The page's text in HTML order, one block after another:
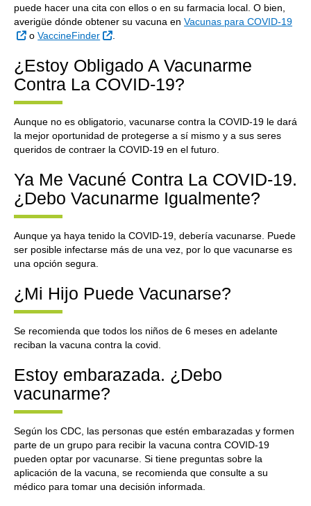
puede hacer una cita con ellos o en su farmacia local. O bien,
averigüe dónde obtener su vacuna en Vacunas para COVID-19
Sitio Externo
oVaccineFinder Sitio Externo
¿Estoy Obligado A Vacunarme
Contra La COVID-19?
Aunque no es obligatorio, vacunarse contra la COVID-19 le dará
la mejor oportunidad de protegerse a sí mismo y a sus seres
queridos de contraer la COVID-19 en el futuro.
Ya Me Vacuné Contra La COVID-19.
¿Debo Vacunarme Igualmente?
Aunque ya haya tenido la COVID-19, debería vacunarse. Puede
ser posible infectarse más de una vez, por lo que vacunarse es
una opción segura.
¿Mi Hijo Puede Vacunarse?
Se recomienda que todos los niños de 6 meses en adelante
reciban la vacuna contra la covid.
Estoy embarazada. ¿Debo
vacunarme?
Según los CDC, las personas que estén embarazadas y formen
parte de un grupo para recibir la vacuna contra COVID-19
pueden optar por vacunarse. Si tiene preguntas sobre la
aplicación de la vacuna, se recomienda que consulte a su
médico para tomar una decisión informada.